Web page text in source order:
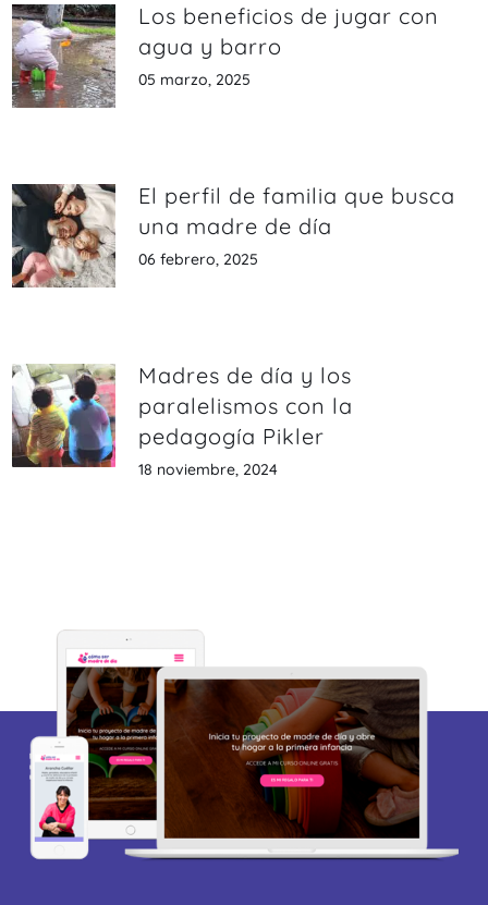
Los beneficios de jugar con
agua y barro
05 marzo, 2025
El perfil de familia que busca
una madre de día
06 febrero, 2025
Madres de día y los
paralelismos con la
pedagogía Pikler
18 noviembre, 2024